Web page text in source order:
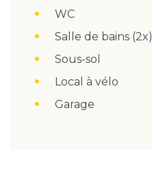
WC
Salle de bains (2x)
Sous-sol
Local à vélo
Garage